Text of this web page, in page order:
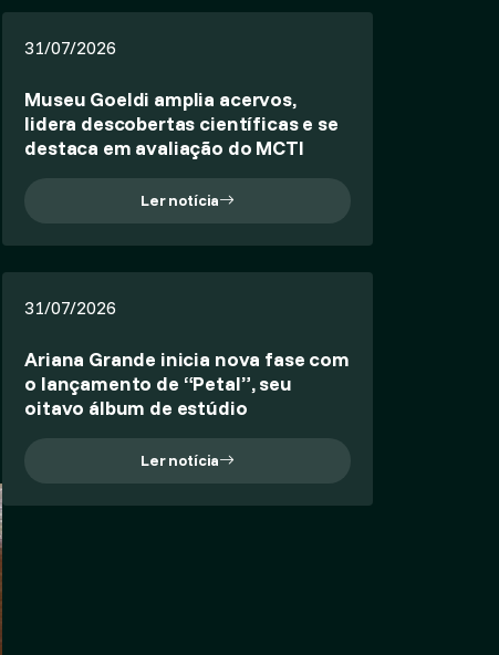
31/07/2026
Museu Goeldi amplia acervos,
lidera descobertas científicas e se
destaca em avaliação do MCTI
Ler notícia
31/07/2026
Ariana Grande inicia nova fase com
o lançamento de “Petal”, seu
oitavo álbum de estúdio
Ler notícia